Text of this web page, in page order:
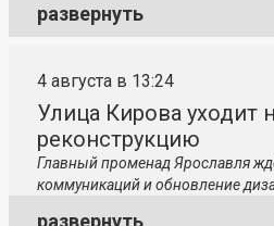
развернуть
4 августа в 13:24
Улица Кирова уходит
реконструкцию
Главный променад Ярославля
коммуникаций и обновление
развернуть